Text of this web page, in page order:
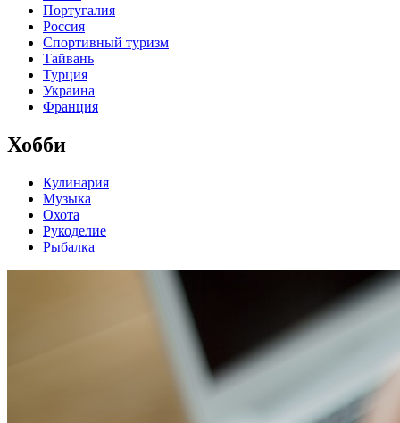
Португалия
Россия
Спортивный туризм
Тайвань
Турция
Украина
Франция
Хобби
Кулинария
Музыка
Охота
Рукоделие
Рыбалка